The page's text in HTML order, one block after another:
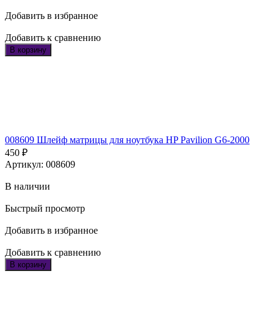
Добавить в избранное
Добавить к сравнению
В корзину
008609 Шлейф матрицы для ноутбука HP Pavilion G6-2000
450 ₽
Артикул: 008609
В наличии
Быстрый просмотр
Добавить в избранное
Добавить к сравнению
В корзину